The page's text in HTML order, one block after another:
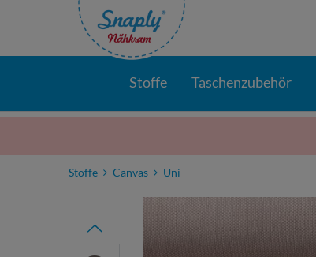
Stoffe Taschenzubehör
Stoffe Canvas Uni